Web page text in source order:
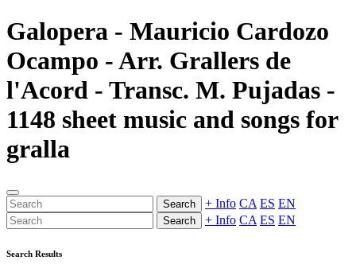
Galopera - Mauricio Cardozo
Ocampo - Arr. Grallers de
l'Acord - Transc. M. Pujadas -
1148 sheet music and songs for
gralla
Search + Info CA ES EN
Search + Info CA ES EN
Search Results